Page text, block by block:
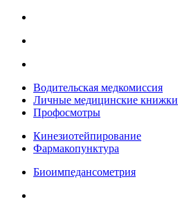
Водительская медкомиссия
Личные медицинские книжки
Профосмотры
Кинезиотейпирование
Фармакопунктура
Биоимпедансометрия